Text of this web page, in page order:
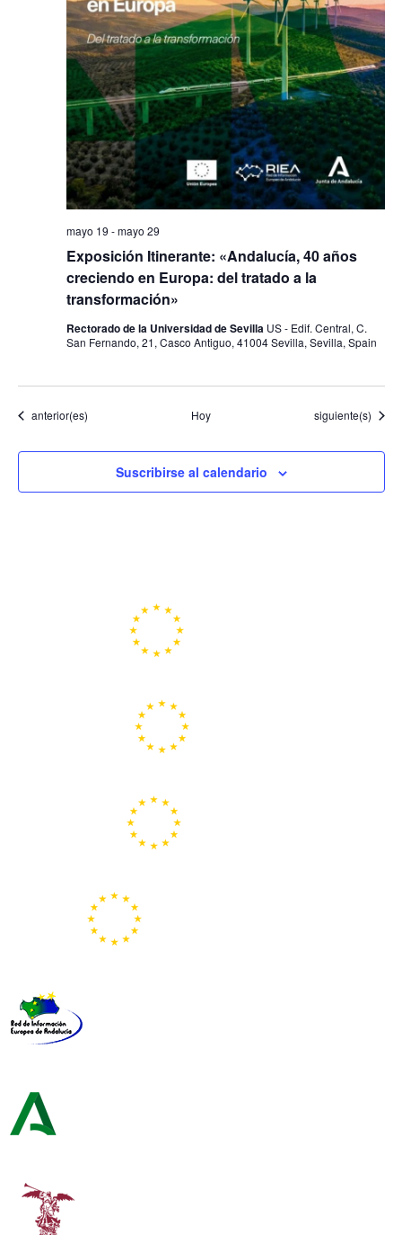
Exposición Itinerante: «Andalucía, 40 años
creciendo en Europa: del tratado a la
transformación»
mayo 19 -mayo 29
Rectorado de la Universidad de Sevilla US - Edif. Central, C.
San Fernando, 21, Casco Antiguo, 41004 Sevilla, Sevilla, Spain
Eventos
anterior(es) Hoy Eventos
siguiente(s)
Suscribirse al calendario